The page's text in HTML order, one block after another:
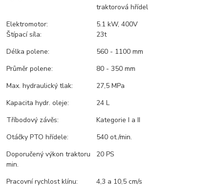
traktorová hřídel
Elektromotor:
5.1 kW, 400V
Štípací síla:
23t
Délka polene:
560 - 1100 mm
Průměr polene:
80 - 350 mm
Max. hydraulický tlak:
27,5 MPa
Kapacita hydr. oleje:
24 L
Tříbodový závěs:
Kategorie I a II
Otáčky PTO hřídele:
540 ot./min.
Doporučený výkon traktoru
min.
20 PS
Pracovní rychlost klínu:
4,3 a 10,5 cm/s